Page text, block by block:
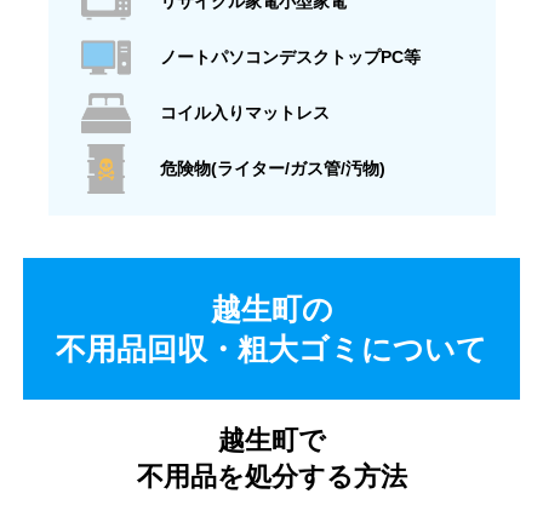
ノートパソコンデスクトップPC等
コイル入りマットレス
危険物(ライター/ガス管/汚物)
越生町の
不用品回収・粗大ゴミについて
越生町で
不用品を処分する方法